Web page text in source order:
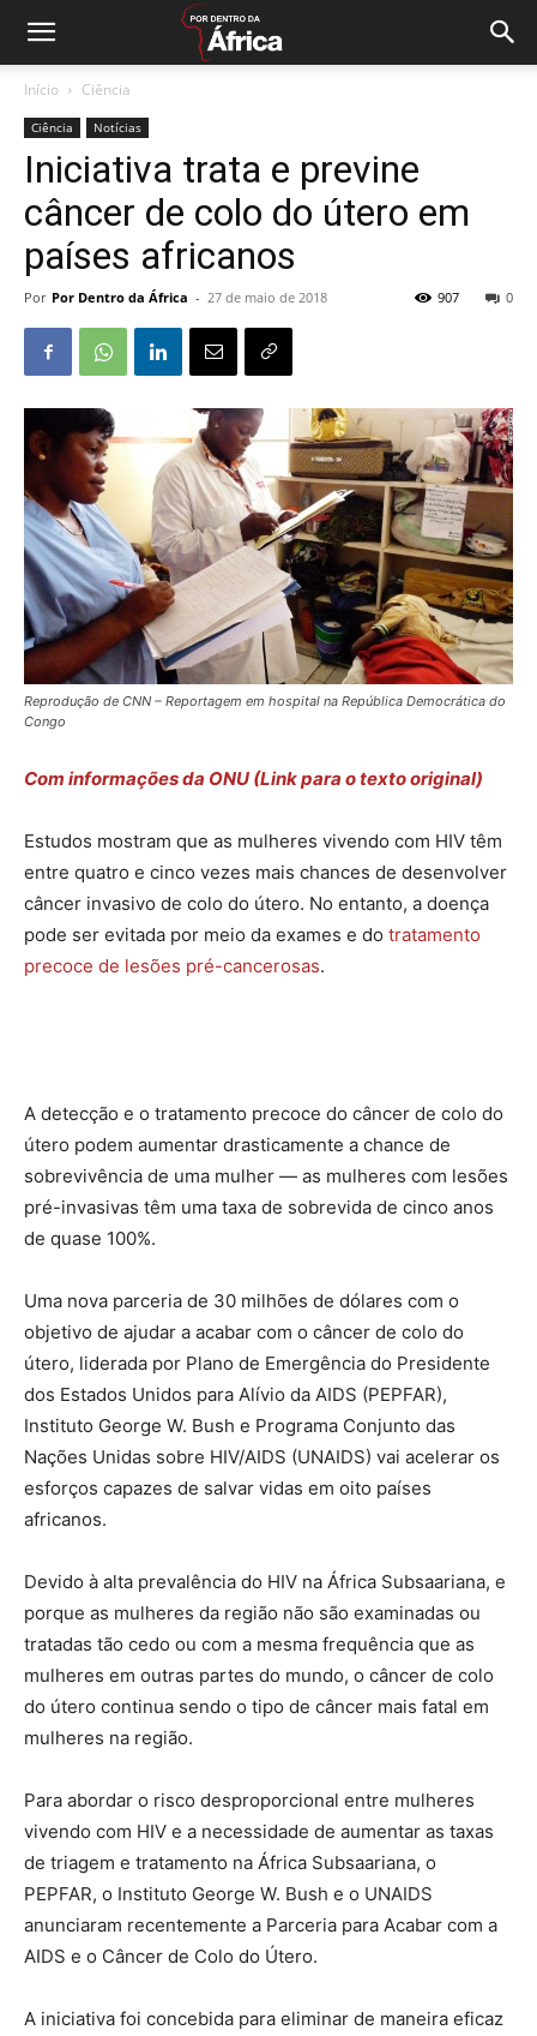
Início Ciência
Ciência Notícias
Iniciativa trata e previne
câncer de colo do útero em
países africanos
Por Por Dentro da África - 27 de maio de 2018 0
907
Reprodução de CNN – Reportagem em hospital na República Democrática do
Congo
Com informações da ONU (Link para o texto original)
Estudos mostram que as mulheres vivendo com HIV têm
entre quatro e cinco vezes mais chances de desenvolver
câncer invasivo de colo do útero. No entanto, a doença
pode ser evitada por meio da exames e do tratamento
precoce de lesões pré-cancerosas.
A detecção e o tratamento precoce do câncer de colo do
útero podem aumentar drasticamente a chance de
sobrevivência de uma mulher — as mulheres com lesões
pré-invasivas têm uma taxa de sobrevida de cinco anos
de quase 100%.
Uma nova parceria de 30 milhões de dólares com o
objetivo de ajudar a acabar com o câncer de colo do
útero, liderada por Plano de Emergência do Presidente
dos Estados Unidos para Alívio da AIDS (PEPFAR),
Instituto George W. Bush e Programa Conjunto das
Nações Unidas sobre HIV/AIDS (UNAIDS) vai acelerar os
esforços capazes de salvar vidas em oito países
africanos.
Devido à alta prevalência do HIV na África Subsaariana, e
porque as mulheres da região não são examinadas ou
tratadas tão cedo ou com a mesma frequência que as
mulheres em outras partes do mundo, o câncer de colo
do útero continua sendo o tipo de câncer mais fatal em
mulheres na região.
Para abordar o risco desproporcional entre mulheres
vivendo com HIV e a necessidade de aumentar as taxas
de triagem e tratamento na África Subsaariana, o
PEPFAR, o Instituto George W. Bush e o UNAIDS
anunciaram recentemente a Parceria para Acabar com a
AIDS e o Câncer de Colo do Útero.
A iniciativa foi concebida para eliminar de maneira eficaz